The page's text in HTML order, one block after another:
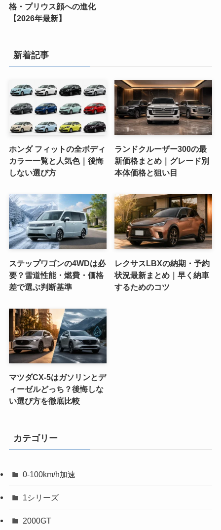
格・プリウス顔への進化
【2026年最新】
新着記事
ホンダ フィットの全ボディ
カラー一覧と人気色｜後悔
しない選び方
ランドクルーザー300の最
新価格まとめ｜グレード別
本体価格と狙い目
ステップワゴンの4WDは必
要？雪道性能・燃費・価格
差で選ぶ判断基準
レクサスLBXの納期・予約
状況最新まとめ｜早く納車
するためのコツ
マツダCX-5はガソリンとデ
ィーゼルどっち？後悔しな
い選び方を徹底比較
カテゴリー
0-100km/h加速
1シリーズ
2000GT